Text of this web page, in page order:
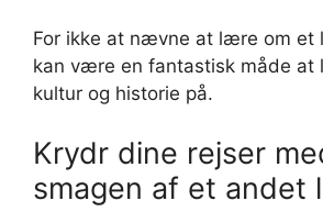
For ikke at nævne at lære om et
kan være en fantastisk måde at
kultur og historie på.
Krydr dine rejser
smagen af et andet